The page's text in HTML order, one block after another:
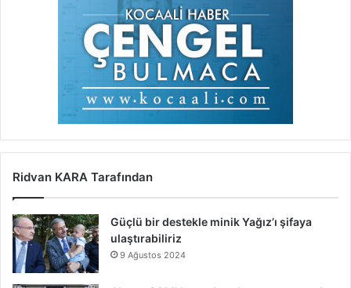
Ridvan KARA Tarafından
Güçlü bir destekle minik Yağız’ı şifaya
ulaştırabiliriz
9 Ağustos 2024